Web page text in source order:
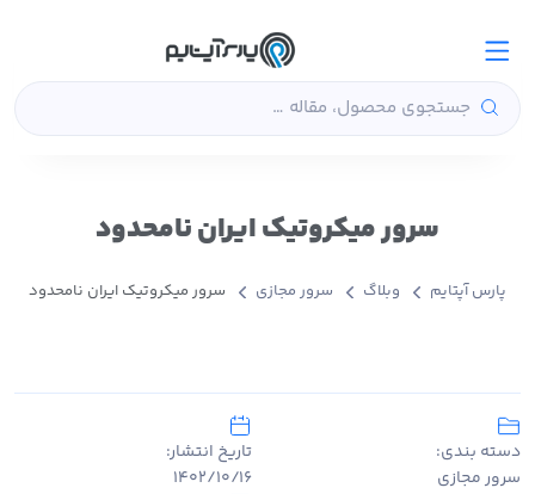
سرور میکروتیک ایران نامحدود
پارس آپتایم وبلاگ سرور مجازی سرور میکروتیک ایران نامحدود
دسته بندی:
سرور مجازی
تاریخ انتشار:
۱۴۰۲/۱۰/۱۶